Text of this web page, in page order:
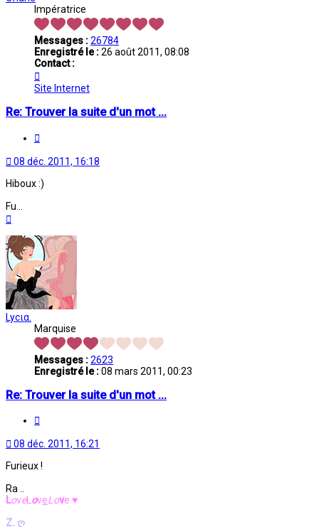
Impératrice
Messages :26784
Enregistré le :26 août 2011, 08:08
Contact :
Oriane
Site Internet
Re: Trouver la suite d'un mot ...
08 déc. 2011, 16:18
Hiboux :)
Fu...
Lycια.
Marquise
Messages :2623
Enregistré le :08 mars 2011, 00:23
Re: Trouver la suite d'un mot ...
08 déc. 2011, 16:21
Furieux !
Ra ..
LoveLoveLove ♥
Z. ღ